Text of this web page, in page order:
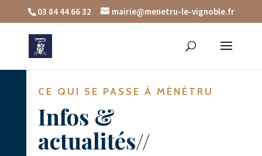
03 84 44 66 32 mairie@menetru-le-vignoble.fr
CE QUI SE PASSE À MÉNÉTRU
Infos &
actualités//